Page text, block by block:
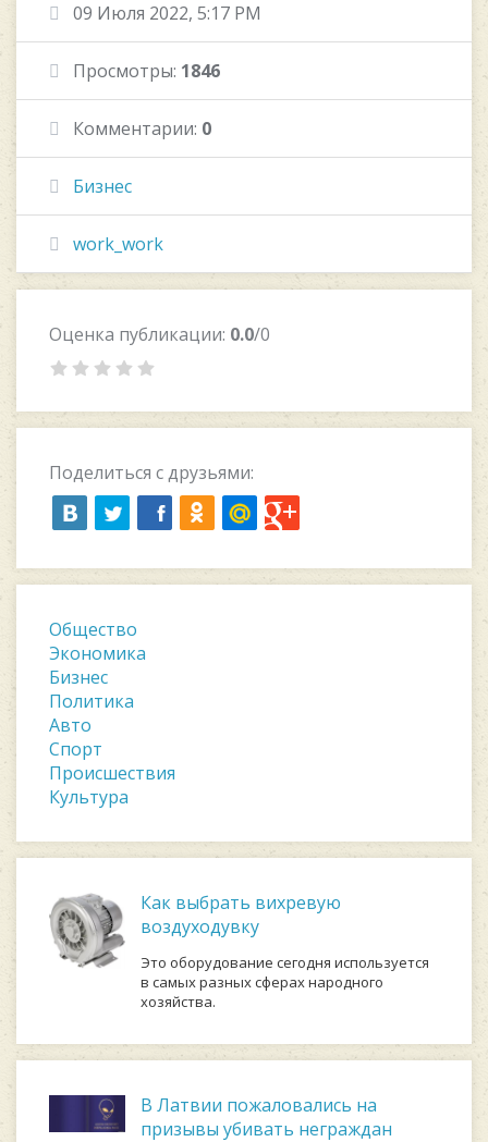
09 Июля 2022, 5:17 PM
Просмотры: 1846
Комментарии: 0
Бизнес
work_work
Оценка публикации: 0.0/0
Поделиться с друзьями:
Общество
Экономика
Бизнес
Политика
Авто
Спорт
Происшествия
Культура
Как выбрать вихревую
воздуходувку
Это оборудование сегодня используется
в самых разных сферах народного
хозяйства.
В Латвии пожаловались на
призывы убивать неграждан